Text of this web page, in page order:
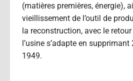
(matières premières, énergie),
vieillissement de l’outil de
la reconstruction, avec le
l’usine s’adapte en
1949.